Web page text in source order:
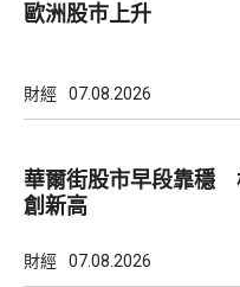
歐洲股巿上升
財經 07.08.2026
華爾街股市早段靠穩
創新高
財經 07.08.2026